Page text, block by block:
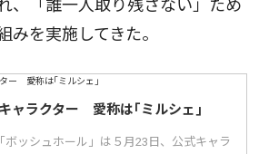
、「誰一人取り残さない」ため
みを実施してきた。
ャラクター 愛称は｢ミルシェ｣
ッシュホール」は５月23日、公式キャラ